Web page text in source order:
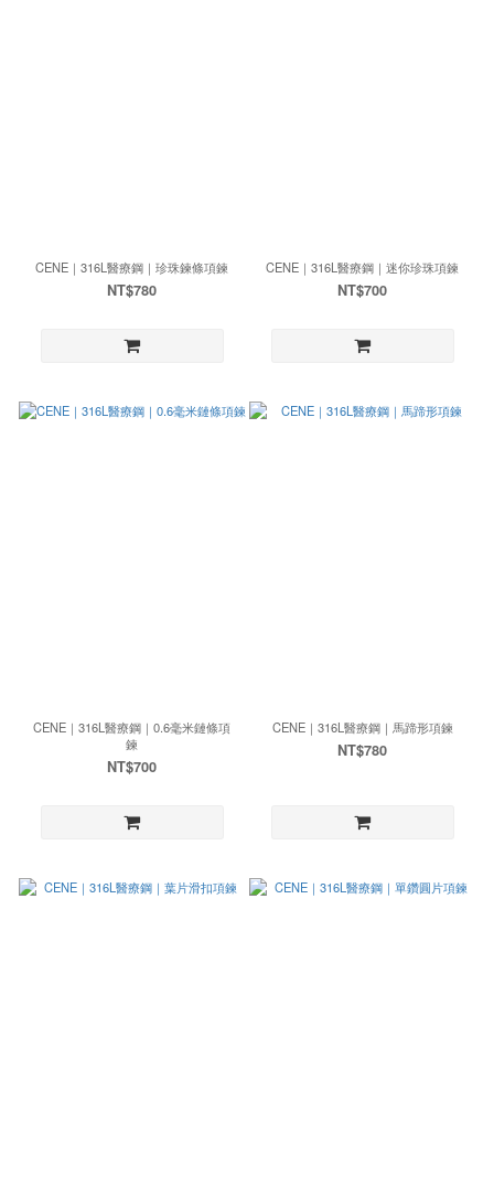
CENE｜316L醫療鋼｜珍珠鍊條項鍊
NT$780
CENE｜316L醫療鋼｜迷你珍珠項鍊
NT$700
CENE｜316L醫療鋼｜0.6毫米鏈條項
鍊
NT$700
CENE｜316L醫療鋼｜馬蹄形項鍊
NT$780